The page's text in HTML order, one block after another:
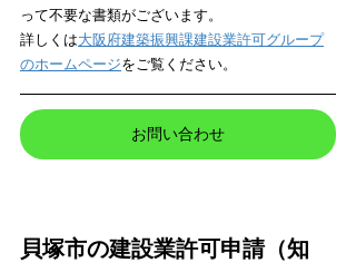
って不要な書類がございます。
詳しくは大阪府建築振興課建設業許可グループ
のホームページをご覧ください。
お問い合わせ
貝塚市の建設業許可申請（知